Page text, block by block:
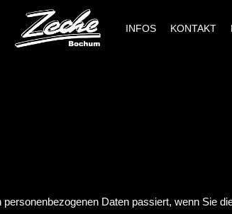
INFOS KONTAKT
Daten passiert, wenn Sie